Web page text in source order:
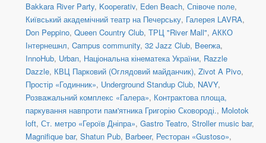
Bakkara River Party, Kooperativ, Eden Beach, Співоче поле,
Київський академічний театр на Печерську, Галерея LAVRA,
Don Peppino, Queen Country Club, ТРЦ "River Mall", АККО
Інтернешнл, Campus community, 32 Jazz Club, Beerжа,
InnoHub, Urban, Національна кінематека України, Razzle
Dazzle, КВЦ Парковий (Оглядовий майданчик), Zivot A Pivo,
Простір «Годинник», Underground Standup Club, NAVY,
Розважальний комплекс «Галера», Контрактова площа,
паркування навпроти пам'ятника Григорію Сковороді., Molotok
loft, Ст. метро «Героїв Дніпра», Gastro Teatro, Stroller music bar,
Magnifique bar, Shatun Pub, Barbeer, Ресторан «Gustoso»,